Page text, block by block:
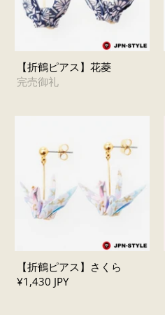
【折鶴ピアス】花菱
完売御礼
【折鶴ピアス】さくら
¥1,430 JPY